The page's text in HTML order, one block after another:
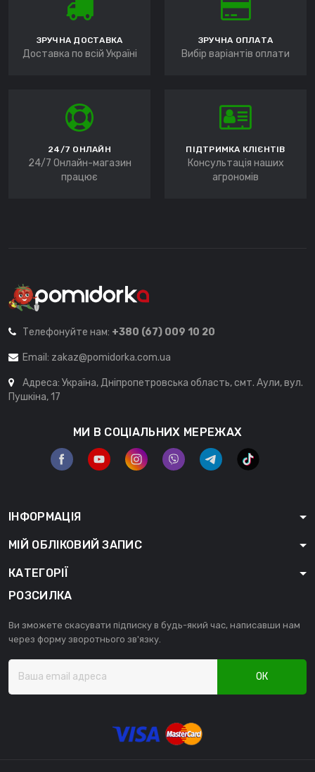
ЗРУЧНА ДОСТАВКА
Доставка по всій Україні
ЗРУЧНА ОПЛАТА
Вибір варіантів оплати
24/7 ОНЛАЙН
24/7 Онлайн-магазин
працює
ПІДТРИМКА КЛІЄНТІВ
Консультація наших
агрономів
Телефонуйте нам: +380 (67) 009 10 20
Email: zakaz@pomidorka.com.ua
Адреса: Україна, Дніпропетровська область, смт. Аули, вул.
Пушкіна, 17
МИ В СОЦІАЛЬНИХ МЕРЕЖАХ
ІНФОРМАЦІЯ
МІЙ ОБЛІКОВИЙ ЗАПИС
КАТЕГОРІЇ
РОЗСИЛКА
Ви зможете скасувати підписку в будь-який час, написавши нам
через форму зворотнього зв'язку.
ОК